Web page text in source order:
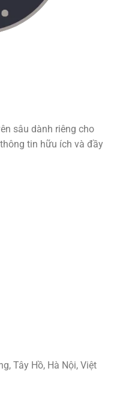
sâu dành riêng cho
tin hữu ích và đầy
Tây Hồ, Hà Nội, Việt